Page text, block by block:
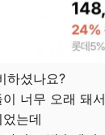
하셨나요?
너무 오래 돼서
는데